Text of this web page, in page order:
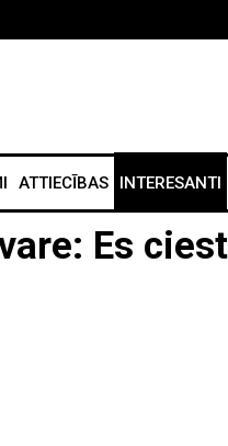
ATTIECĪBAS INTERESANTI
Es